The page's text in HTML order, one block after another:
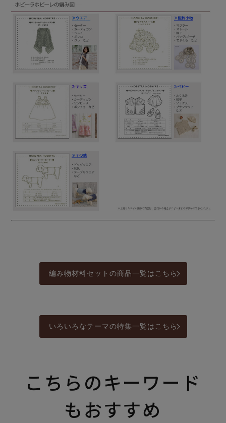
編み物材料セットの商品一覧はこちら
いろいろなテーマの特集一覧はこちら
こちらのキーワード
もおすすめ